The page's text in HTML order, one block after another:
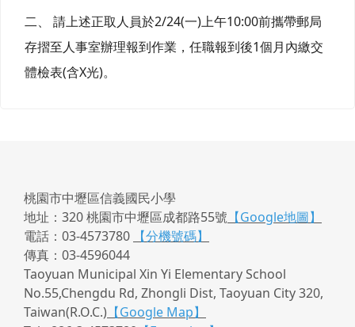
二、 請上述正取人員於2/24(一) 上午10:00前攜帶郵局
存摺至人事室辦理報到作業，任職報到後1個月內繳交
體檢表(含X光)。
桃園市中壢區信義國民小學
地址：320 桃園市中壢區成都路55號 【Google地圖】
電話：03-4573780
【分機號碼】
傳真：03-4596044
Taoyuan Municipal Xin Yi Elementary School
No.55,Chengdu Rd, Zhongli Dist, Taoyuan City 320,
Taiwan(R.O.C.) 【Google Map】